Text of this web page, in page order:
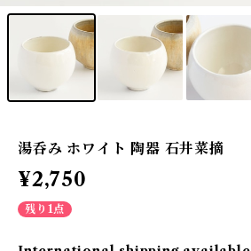
湯呑み ホワイト 陶器 石井菜摘
¥2,750
残り1点